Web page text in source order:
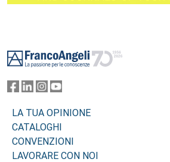
LA TUA OPINIONE
CATALOGHI
CONVENZIONI
LAVORARE CON NOI